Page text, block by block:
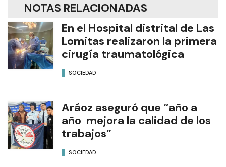
NOTAS RELACIONADAS
En el Hospital distrital de Las
Lomitas realizaron la primera
cirugía traumatológica
SOCIEDAD
Aráoz aseguró que “año a
año mejora la calidad de los
trabajos”
SOCIEDAD